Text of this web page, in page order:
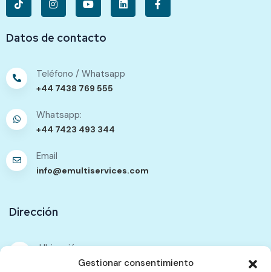
Gestionar consentimiento
Datos de contacto
Teléfono / Whatsapp
+44 7438 769 555
Whatsapp:
+44 7423 493 344
Email
info@emultiservices.com
Dirección
Ubicación
333 Walworth Road. Unit F. Elephant Passage. SE17